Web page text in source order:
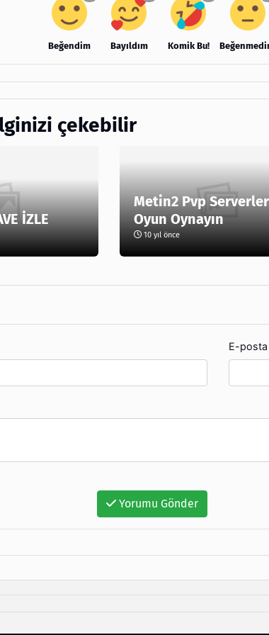
Beğendim Bayıldım Komik Bu!
çekebilir
İZLE
Metin2 Pvp
Oyun Oynayın
10 yıl önce
E-
Yorumu Gönder